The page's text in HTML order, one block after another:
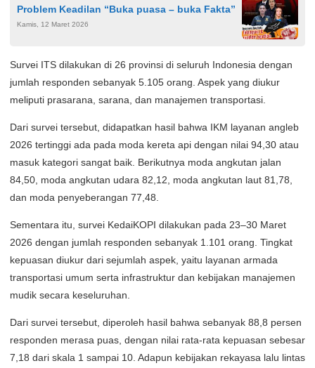
Problem Keadilan “Buka puasa – buka Fakta”
Kamis, 12 Maret 2026
Survei ITS dilakukan di 26 provinsi di seluruh Indonesia dengan
jumlah responden sebanyak 5.105 orang. Aspek yang diukur
meliputi prasarana, sarana, dan manajemen transportasi.
Dari survei tersebut, didapatkan hasil bahwa IKM layanan angleb
2026 tertinggi ada pada moda kereta api dengan nilai 94,30 atau
masuk kategori sangat baik. Berikutnya moda angkutan jalan
84,50, moda angkutan udara 82,12, moda angkutan laut 81,78,
dan moda penyeberangan 77,48.
Sementara itu, survei KedaiKOPI dilakukan pada 23–30 Maret
2026 dengan jumlah responden sebanyak 1.101 orang. Tingkat
kepuasan diukur dari sejumlah aspek, yaitu layanan armada
transportasi umum serta infrastruktur dan kebijakan manajemen
mudik secara keseluruhan.
Dari survei tersebut, diperoleh hasil bahwa sebanyak 88,8 persen
responden merasa puas, dengan nilai rata-rata kepuasan sebesar
7,18 dari skala 1 sampai 10. Adapun kebijakan rekayasa lalu lintas